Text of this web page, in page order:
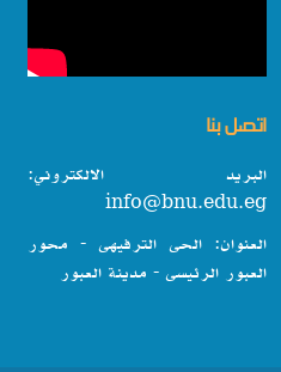
اتصل بنا
البريد الالكتروني:
info@bnu.edu.eg
العنوان: الحى الترفيهى - محور
العبور الرئيسى - مدينة العبور